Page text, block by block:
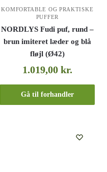
KOMFORTABLE OG PRAKTISKE
PUFFER
NORDLYS Fudi puf, rund –
brun imiteret læder og blå
fløjl (Ø42)
1.019,00 kr.
Gå til forhandler